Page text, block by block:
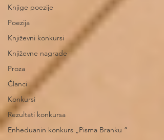
Knjige poezije
Poezija
Književni konkursi
Književne nagrade
Proza
Članci
Konkursi
Rezultati konkursa
Enheduanin konkurs „Pisma Branku ”